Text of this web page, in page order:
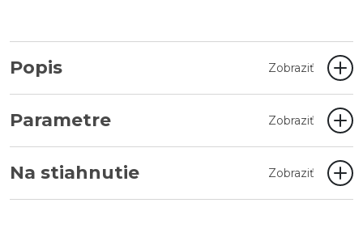
Popis Zobraziť
Parametre Zobraziť
Na stiahnutie Zobraziť